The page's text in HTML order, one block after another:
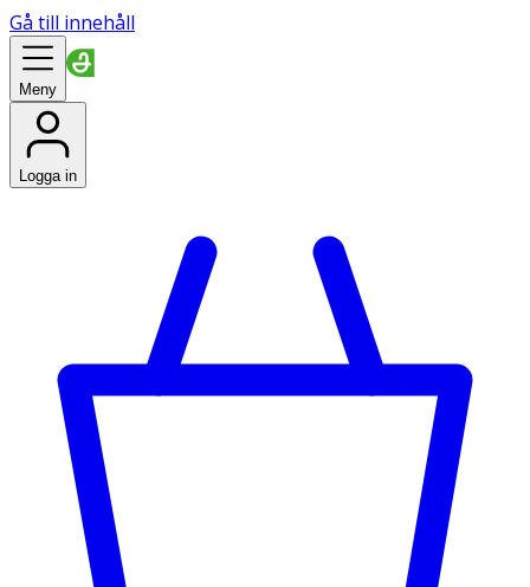
Gå till innehåll
Meny
Logga in